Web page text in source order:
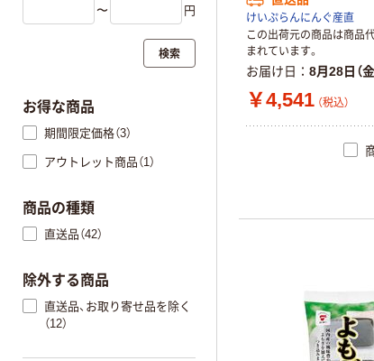
けいぷらんにんぐ産直
この出荷元の商品は商品
まれています。
お届け日 8月28日（
￥4,541 （税込）
〜 円
検索
お得な商品
期間限定価格（3）
アウトレット商品（1）
商品の種類
直送品（42）
除外する商品
直送品、お取り寄せ品を除く
（12）